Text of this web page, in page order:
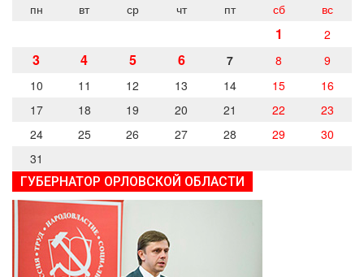
пн
вт ср чт пт сб вс
1 2
3 4 5 6 7 8
9
10
11 12 13 14 15
16
17
18 19 20 21 22
23
24
25 26 27 28 29
30
31
ГУБЕРНАТОР ОРЛОВСКОЙ ОБЛАСТИ